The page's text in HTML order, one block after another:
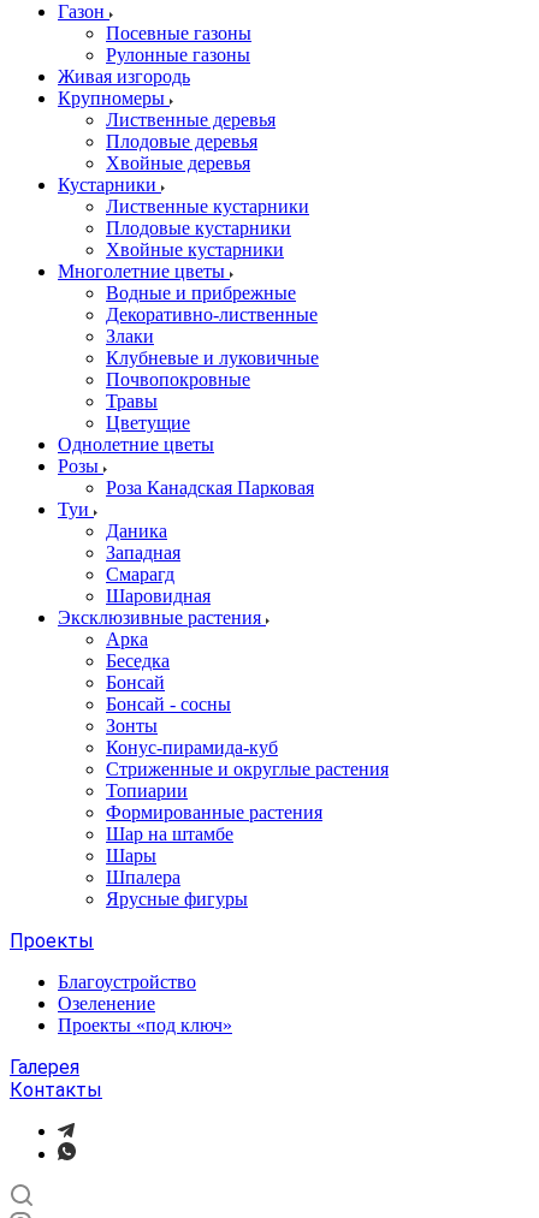
Газон
Посевные газоны
Рулонные газоны
Живая изгородь
Крупномеры
Лиственные деревья
Плодовые деревья
Хвойные деревья
Кустарники
Лиственные кустарники
Плодовые кустарники
Хвойные кустарники
Многолетние цветы
Водные и прибрежные
Декоративно-лиственные
Злаки
Клубневые и луковичные
Почвопокровные
Травы
Цветущие
Однолетние цветы
Розы
Роза Канадская Парковая
Туи
Даника
Западная
Смарагд
Шаровидная
Эксклюзивные растения
Арка
Беседка
Бонсай
Бонсай - сосны
Зонты
Конус-пирамида-куб
Стриженные и округлые растения
Топиарии
Формированные растения
Шар на штамбе
Шары
Шпалера
Ярусные фигуры
Проекты
Благоустройство
Озеленение
Проекты «под ключ»
Галерея
Контакты